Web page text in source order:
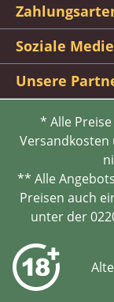
Soziale
Unsere
* Alle
Versandkosten
** Alle
Preisen auch
unter der